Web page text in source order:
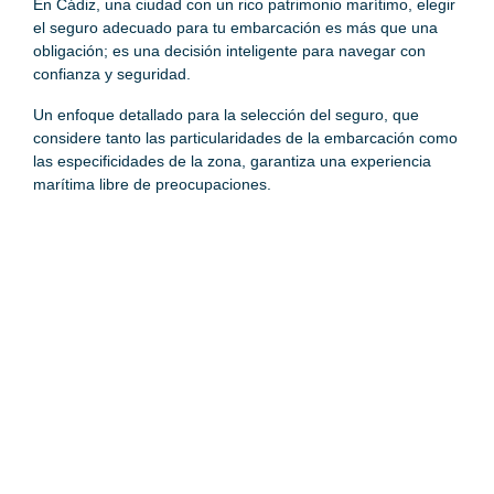
En Cádiz, una ciudad con un rico patrimonio marítimo, elegir
el seguro adecuado para tu embarcación es más que una
obligación; es una decisión inteligente para navegar con
confianza y seguridad.
Un enfoque detallado para la selección del seguro, que
considere tanto las particularidades de la embarcación como
las especificidades de la zona, garantiza una experiencia
marítima libre de preocupaciones.